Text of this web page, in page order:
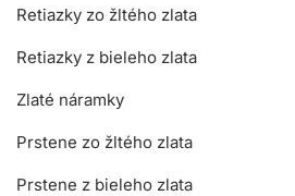
Retiazky zo žltého zlata
Retiazky z bieleho zlata
Zlaté náramky
Prstene zo žltého zlata
Prstene z bieleho zlata